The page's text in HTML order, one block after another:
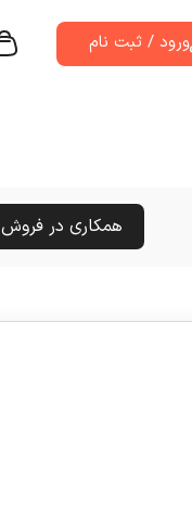
ورود / ثبت نام
همکاری در فروش